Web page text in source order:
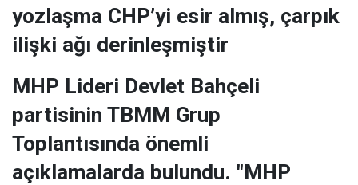
yozlaşma CHP’yi esir almış, çarpık
ilişki ağı derinleşmiştir
MHP Lideri Devlet Bahçeli
partisinin TBMM Grup
Toplantısında önemli
açıklamalarda bulundu. "MHP